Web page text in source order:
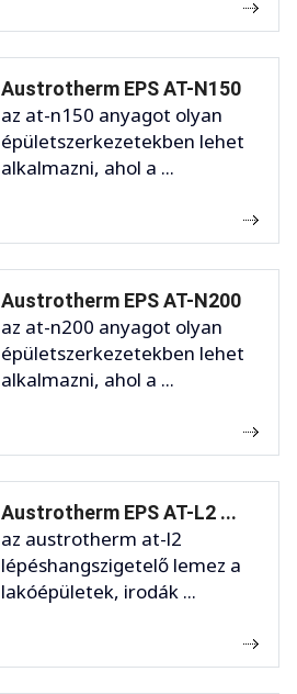
Austrotherm EPS AT-N150
az at-n150 anyagot olyan
épületszerkezetekben lehet
alkalmazni, ahol a ...
Austrotherm EPS AT-N200
az at-n200 anyagot olyan
épületszerkezetekben lehet
alkalmazni, ahol a ...
Austrotherm EPS AT-L2 ...
az austrotherm at-l2
lépéshangszigetelő lemez a
lakóépületek, irodák ...